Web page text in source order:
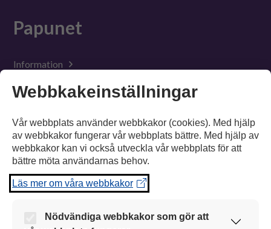
Papunet
Information
Material
Tillgänglighet
Suomeksi
In English
Webbkakeinställningar
Vår webbplats använder webbkakor (cookies). Med hjälp
av webbkakor fungerar vår webbplats bättre. Med hjälp av
webbkakor kan vi också utveckla vår webbplats för att
bättre möta användarnas behov.
Läs mer om våra webbkakor
Nödvändiga webbkakor som gör att